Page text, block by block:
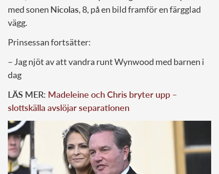
med sonen Nicolas, 8, på en bild framför en färgglad
vägg.
Prinsessan fortsätter:
– Jag njöt av att vandra runt Wynwood med barnen i
dag
LÄS MER: Madeleine och Chris bryter upp –
slottskälla avslöjar separationen